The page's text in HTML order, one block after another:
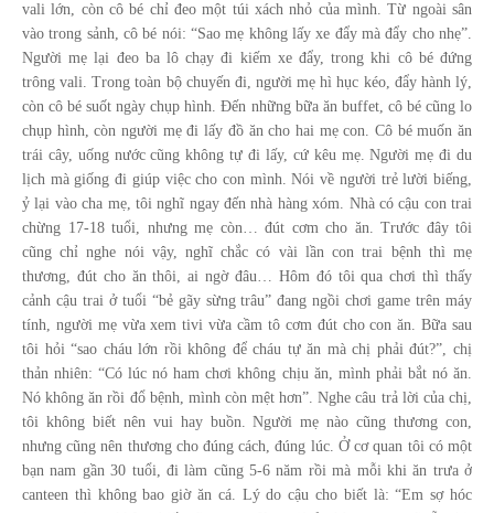
vali lớn, còn cô bé chỉ đeo một túi xách nhỏ của mình. Từ ngoài sân
vào trong sảnh, cô bé nói: “Sao mẹ không lấy xe đẩy mà đẩy cho nhẹ”.
Người mẹ lại đeo ba lô chạy đi kiếm xe đẩy, trong khi cô bé đứng
trông vali. Trong toàn bộ chuyến đi, người mẹ hì hục kéo, đẩy hành lý,
còn cô bé suốt ngày chụp hình. Đến những bữa ăn buffet, cô bé cũng lo
chụp hình, còn người mẹ đi lấy đồ ăn cho hai mẹ con. Cô bé muốn ăn
trái cây, uống nước cũng không tự đi lấy, cứ kêu mẹ. Người mẹ đi du
lịch mà giống đi giúp việc cho con mình. Nói về người trẻ lười biếng,
ỷ lại vào cha mẹ, tôi nghĩ ngay đến nhà hàng xóm. Nhà có cậu con trai
chừng 17-18 tuổi, nhưng mẹ còn… đút cơm cho ăn. Trước đây tôi
cũng chỉ nghe nói vậy, nghĩ chắc có vài lần con trai bệnh thì mẹ
thương, đút cho ăn thôi, ai ngờ đâu… Hôm đó tôi qua chơi thì thấy
cảnh cậu trai ở tuổi “bẻ gãy sừng trâu” đang ngồi chơi game trên máy
tính, người mẹ vừa xem tivi vừa cầm tô cơm đút cho con ăn. Bữa sau
tôi hỏi “sao cháu lớn rồi không để cháu tự ăn mà chị phải đút?”, chị
thản nhiên: “Có lúc nó ham chơi không chịu ăn, mình phải bắt nó ăn.
Nó không ăn rồi đổ bệnh, mình còn mệt hơn”. Nghe câu trả lời của chị,
tôi không biết nên vui hay buồn. Người mẹ nào cũng thương con,
nhưng cũng nên thương cho đúng cách, đúng lúc. Ở cơ quan tôi có một
bạn nam gần 30 tuổi, đi làm cũng 5-6 năm rồi mà mỗi khi ăn trưa ở
canteen thì không bao giờ ăn cá. Lý do cậu cho biết là: “Em sợ hóc